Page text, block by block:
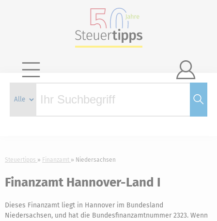

Steuertipps Finanzamt Niedersachsen
Finanzamt Hannover-Land I
Dieses Finanzamt liegt in Hannover im Bundesland
Niedersachsen, und hat die Bundesfinanzamtnummer 2323. Wenn